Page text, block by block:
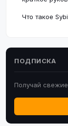
Что такое
ПОДПИСКА
Получай